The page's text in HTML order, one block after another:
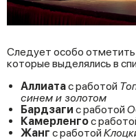
Следует особо
которые выделялись в
Аллиатас работой
синем и золотом
Бардзаги с работой
Камерленгос
Жанг с работой